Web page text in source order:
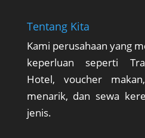
Tentang Kita
Kami perusahaan yang
keperluan seperti
Hotel, voucher
menarik, dan sewa
jenis.